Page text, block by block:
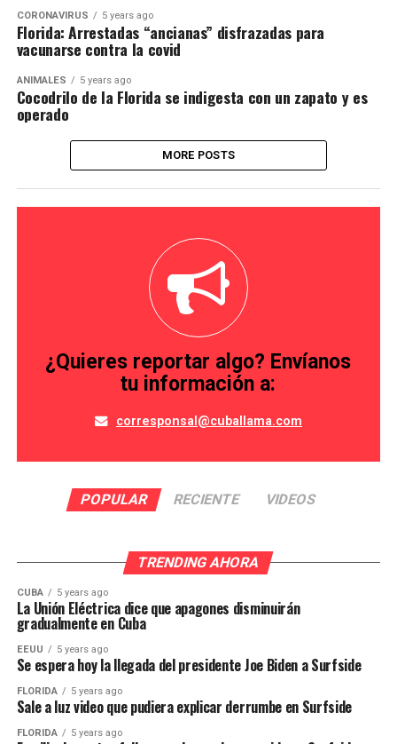
CORONAVIRUS 5 years ago
Florida: Arrestadas “ancianas” disfrazadas para
vacunarse contra la covid
ANIMALES 5 years ago
Cocodrilo de la Florida se indigesta con un zapato y es
operado
MORE POSTS
¿Quieres reportar algo? Envíanos
tu información a:
corresponsal@cuballama.com
POPULAR RECIENTE VIDEOS
TRENDING AHORA
CUBA 5 years ago
La Unión Eléctrica dice que apagones disminuirán
gradualmente en Cuba
EEUU 5 years ago
Se espera hoy la llegada del presidente Joe Biden a Surfside
FLORIDA 5 years ago
Sale a luz video que pudiera explicar derrumbe en Surfside
FLORIDA 5 years ago